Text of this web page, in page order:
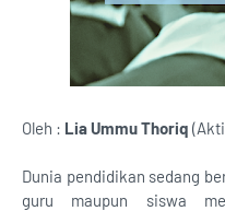
Oleh : Lia Ummu Thoriq
Dunia pendidikan sedang
guru maupun siswa